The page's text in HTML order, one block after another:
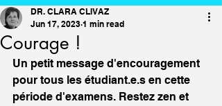
Courage !
DR. CLARA CLIVAZ
Jun 17, 2023 1 min read
Un petit message d'encouragement
pour tous les étudiant.e.s en cette
période d'examens. Restez zen et